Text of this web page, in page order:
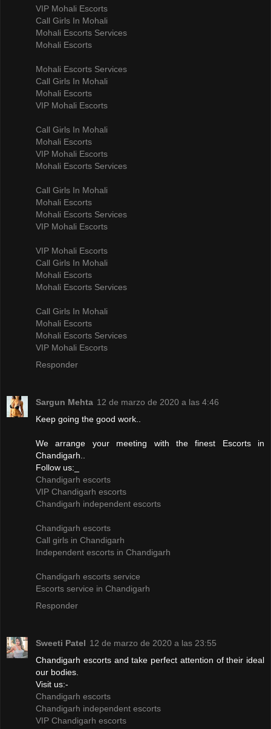
VIP Mohali Escorts
Call Girls In Mohali
Mohali Escorts Services
Mohali Escorts
Mohali Escorts Services
Call Girls In Mohali
Mohali Escorts
VIP Mohali Escorts
Call Girls In Mohali
Mohali Escorts
VIP Mohali Escorts
Mohali Escorts Services
Call Girls In Mohali
Mohali Escorts
Mohali Escorts Services
VIP Mohali Escorts
VIP Mohali Escorts
Call Girls In Mohali
Mohali Escorts
Mohali Escorts Services
Call Girls In Mohali
Mohali Escorts
Mohali Escorts Services
VIP Mohali Escorts
Responder
Sargun Mehta 12 de marzo de 2020 a las 4:46
Keep going the good work..
We arrange your meeting with the finest Escorts in
Chandigarh..
Follow us:_
Chandigarh escorts
VIP Chandigarh escorts
Chandigarh independent escorts
Chandigarh escorts
Call girls in Chandigarh
Independent escorts in Chandigarh
Chandigarh escorts service
Escorts service in Chandigarh
Responder
Sweeti Patel 12 de marzo de 2020 a las 23:55
Chandigarh escorts and take perfect attention of their ideal
our bodies.
Visit us:-
Chandigarh escorts
Chandigarh independent escorts
VIP Chandigarh escorts